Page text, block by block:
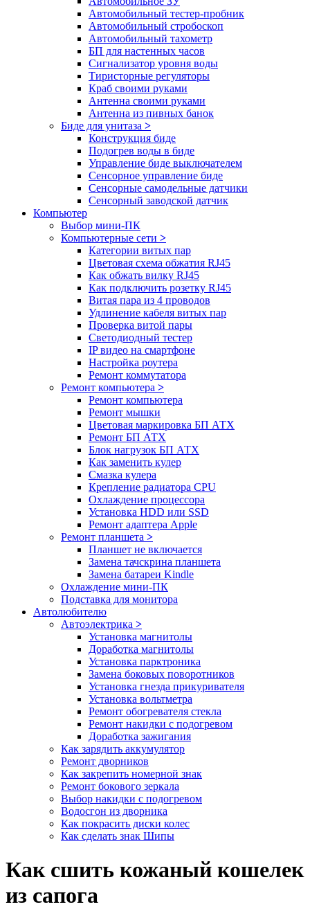
Автомобильный тестер-пробник
Автомобильный стробоскоп
Автомобильный тахометр
БП для настенных часов
Сигнализатор уровня воды
Тиристорные регуляторы
Краб своими руками
Антенна своими руками
Антенна из пивных банок
Биде для унитаза >
Конструкция биде
Подогрев воды в биде
Управление биде выключателем
Сенсорное управление биде
Сенсорные самодельные датчики
Сенсорный заводской датчик
Компьютер
Выбор мини-ПК
Компьютерные сети >
Категории витых пар
Цветовая схема обжатия RJ45
Как обжать вилку RJ45
Как подключить розетку RJ45
Витая пара из 4 проводов
Удлинение кабеля витых пар
Проверка витой пары
Светодиодный тестер
IP видео на смартфоне
Настройка роутера
Ремонт коммутатора
Ремонт компьютера >
Ремонт компьютера
Ремонт мышки
Цветовая маркировка БП АТХ
Ремонт БП АТХ
Блок нагрузок БП АТХ
Как заменить кулер
Смазка кулера
Крепление радиатора CPU
Охлаждение процессора
Установка HDD или SSD
Ремонт адаптера Apple
Ремонт планшета >
Планшет не включается
Замена тачскрина планшета
Замена батареи Kindle
Охлаждение мини-ПК
Подставка для монитора
Автолюбителю
Автоэлектрика >
Установка магнитолы
Доработка магнитолы
Установка парктроника
Замена боковых поворотников
Установка гнезда прикуривателя
Установка вольтметра
Ремонт обогревателя стекла
Ремонт накидки с подогревом
Доработка зажигания
Как зарядить аккумулятор
Ремонт дворников
Как закрепить номерной знак
Ремонт бокового зеркала
Выбор накидки с подогревом
Водосгон из дворника
Как покрасить диски колес
Как сделать знак Шипы
Как сшить кожаный кошелек
из сапога